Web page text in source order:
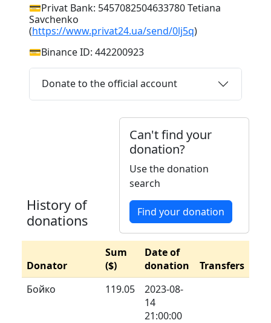
💳Privat Bank: 5457082504633780 Tetiana
Savchenko
(https://www.privat24.ua/send/0lj5q)
💳Binance ID: 442200923
Donate to the official account
History of
donations
Can't find your
donation?
Use the donation
search
Find your donation
Donator
Sum
($)
Date of
donation
Transfers
Бойко
119.05
2023-08-
14
21:00:00